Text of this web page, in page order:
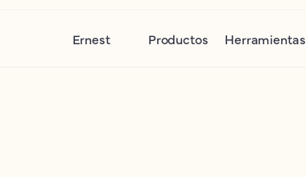
Ernest Productos Herramientas